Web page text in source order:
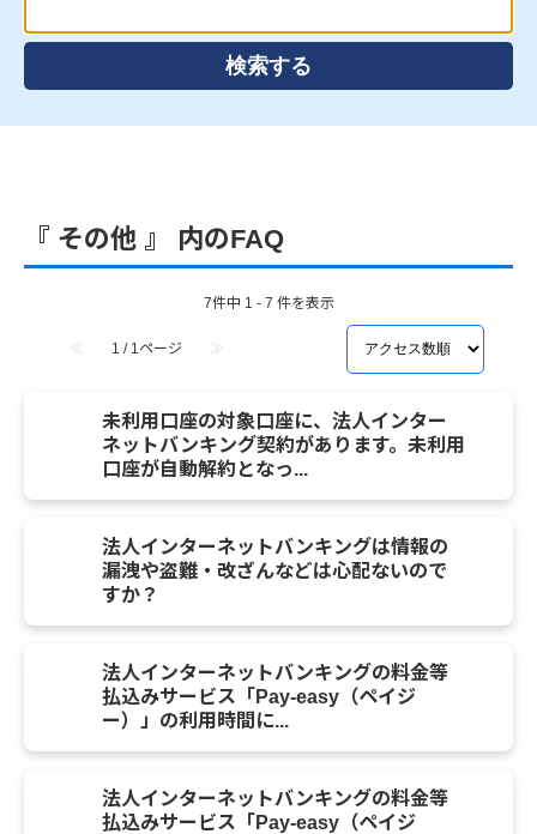
『 その他 』 内のFAQ
7件中 1 - 7 件を表示
≪ 1 / 1ページ ≫
未利用口座の対象口座に、法人インター
ネットバンキング契約があります。未利用
口座が自動解約となっ...
法人インターネットバンキングは情報の
漏洩や盗難・改ざんなどは心配ないので
すか？
法人インターネットバンキングの料金等
払込みサービス「Pay-easy（ペイジ
ー）」の利用時間に...
法人インターネットバンキングの料金等
払込みサービス「Pay-easy（ペイジ